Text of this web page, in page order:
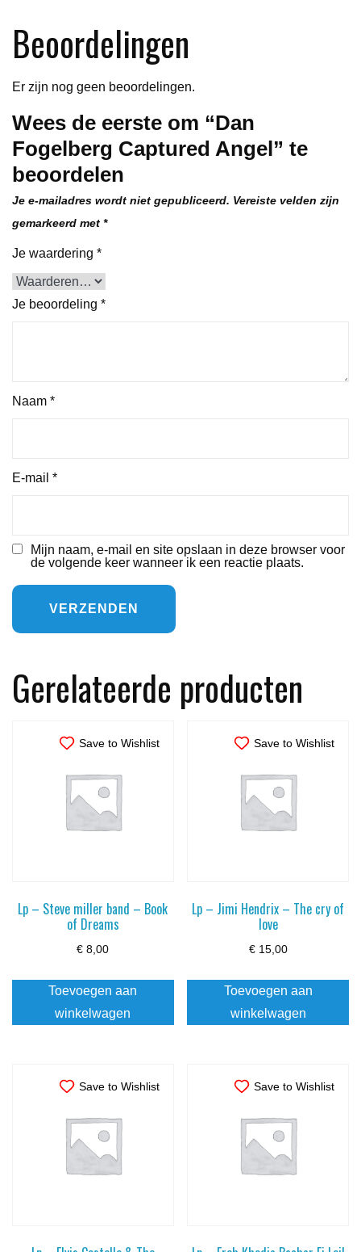
Beoordelingen
Er zijn nog geen beoordelingen.
Wees de eerste om “Dan
Fogelberg Captured Angel” te
beoordelen
Je e-mailadres wordt niet gepubliceerd. Vereiste velden zijn
gemarkeerd met *
Je waardering *
Je beoordeling *
Naam *
E-mail *
Mijn naam, e-mail en site opslaan in deze browser voor
de volgende keer wanneer ik een reactie plaats.
Gerelateerde producten
Save to Wishlist
Lp – Steve miller band – Book
of Dreams
€ 8,00
Toevoegen aan
winkelwagen
Save to Wishlist
Lp – Jimi Hendrix – The cry of
love
€15,00
Toevoegen aan
winkelwagen
Save to Wishlist Save to Wishlist